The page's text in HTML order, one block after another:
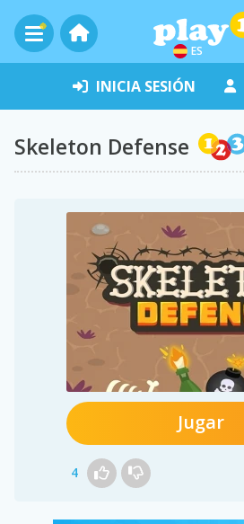
ES
INICIA SESIÓN
Skeleton Defense
Jugar
4